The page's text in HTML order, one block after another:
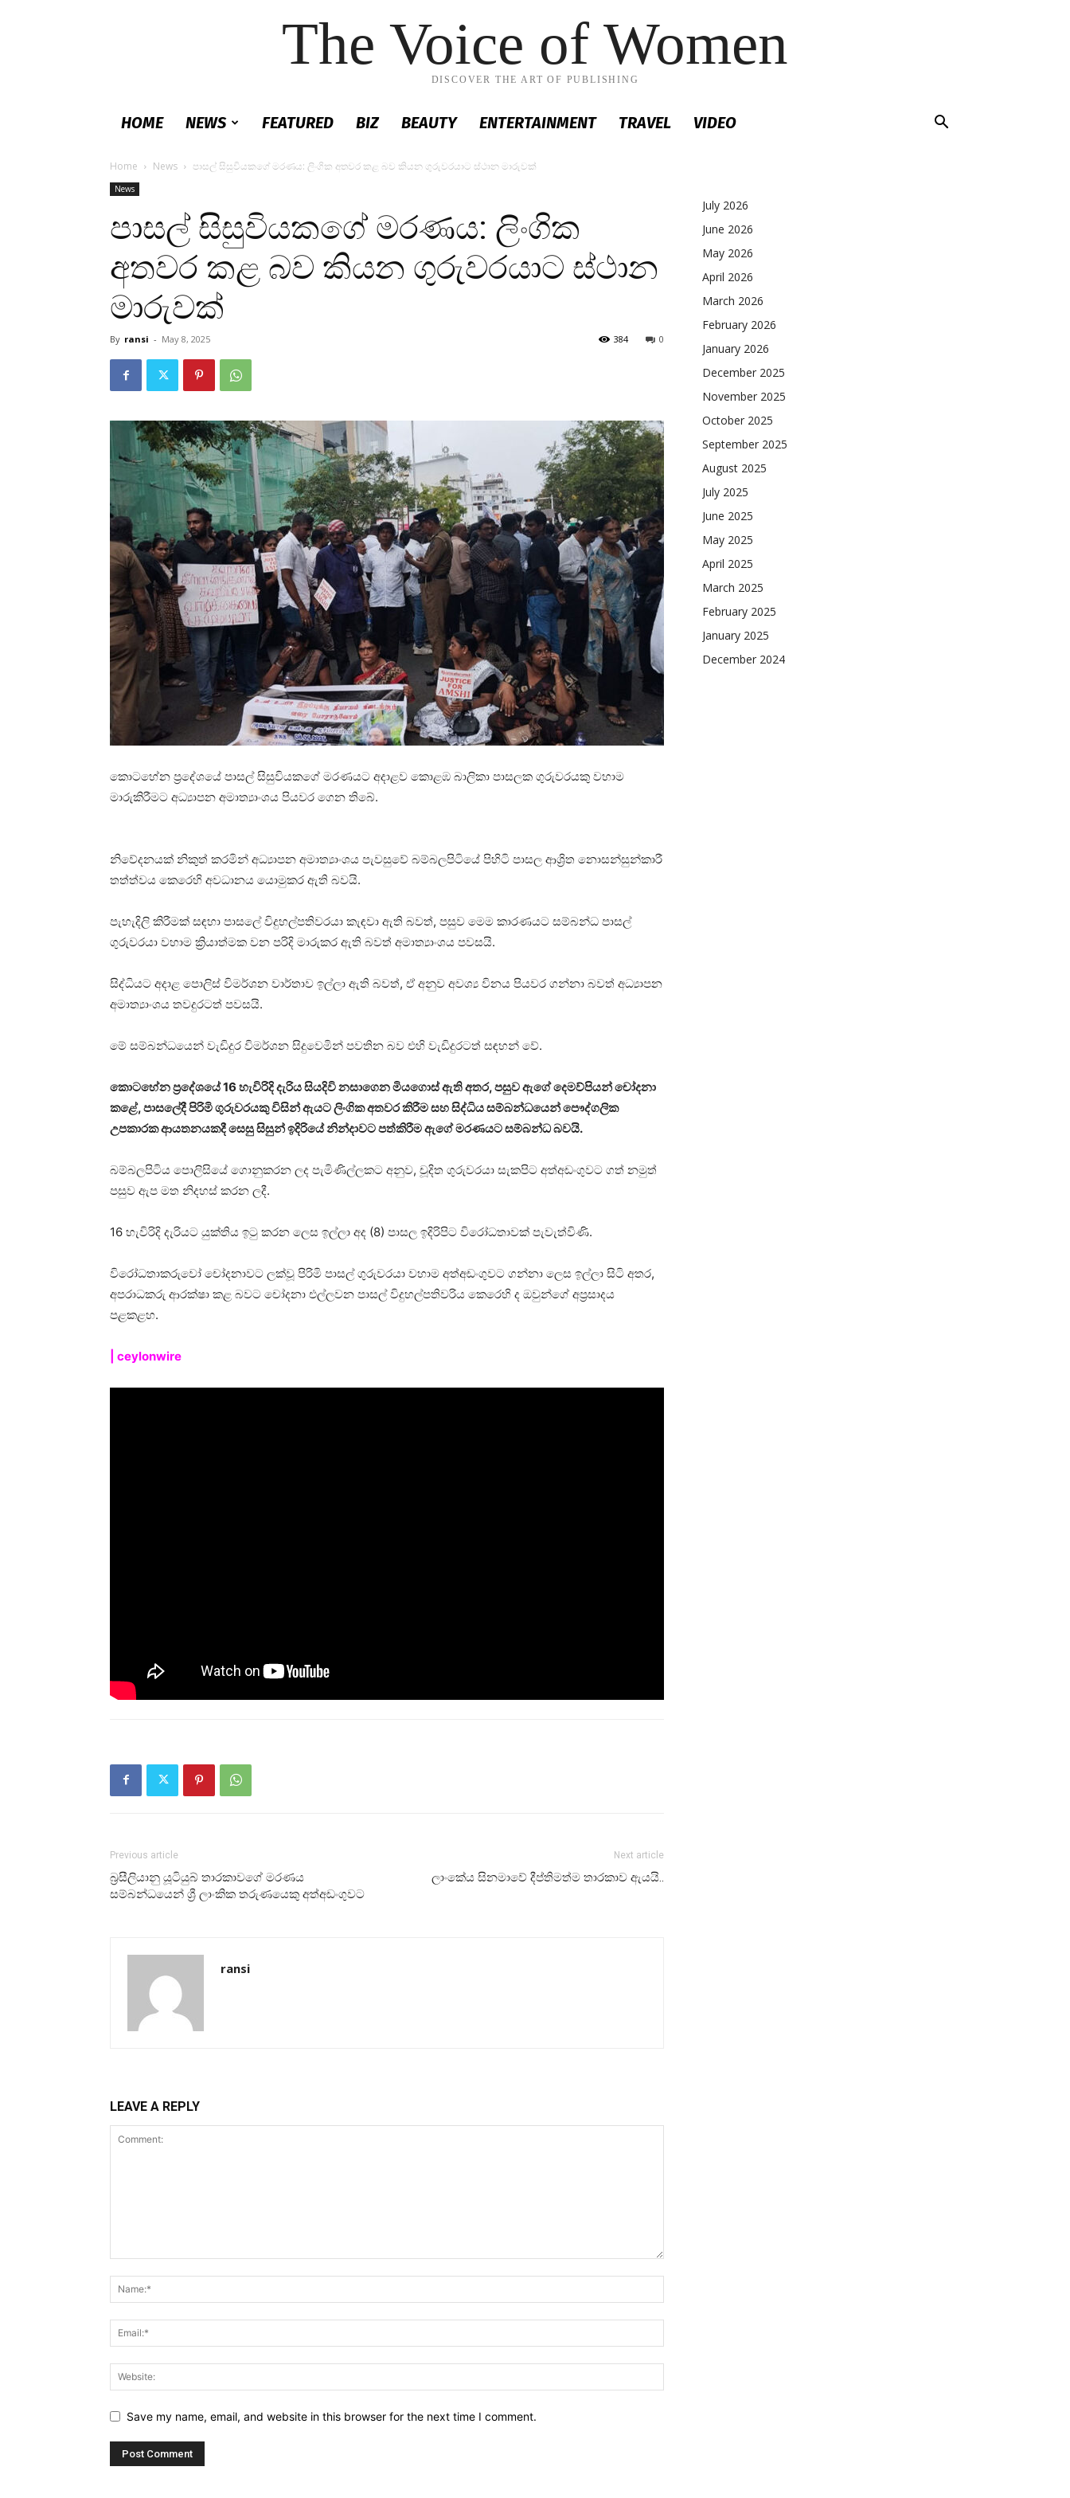
The Voice of Women
DISCOVER THE ART OF PUBLISHING
HOME NEWS FEATURED BIZ BEAUTY ENTERTAINMENT TRAVEL VIDEO
Home News පාසල් සිසුවියකගේ මරණය: ලිංගික අතවර කළ බව කියන ගුරුවරයාට ස්ථාන මාරුවක්
News
පාසල් සිසුවියකගේ මරණය: ලිංගික
අතවර කළ බව කියන ගුරුවරයාට ස්ථාන
මාරුවක්
By ransi - May 8, 2025 0
384
කොටහේන ප්‍රදේශයේ පාසල් සිසුවියකගේ මරණයට අදාළව කොළඹ බාලිකා පාසලක ගුරුවරයකු වහාම
මාරුකිරීමට අධ්‍යාපන අමාත්‍යාංශය පියවර ගෙන තිබේ.
නිවේදනයක් නිකුත් කරමින් අධ්‍යාපන අමාත්‍යාංශය පැවසුවේ බම්බලපිටියේ පිහිටි පාසල ආශ්‍රිත නොසන්සුන්කාරී
තත්ත්වය කෙරෙහි අවධානය යොමුකර ඇති බවයි.
පැහැදිලි කිරීමක් සඳහා පාසලේ විදුහල්පතිවරයා කැඳවා ඇති බවත්, පසුව මෙම කාරණයට සම්බන්ධ පාසල්
ගුරුවරයා වහාම ක්‍රියාත්මක වන පරිදි මාරුකර ඇති බවත් අමාත්‍යාංශය පවසයි.
සිද්ධියට අදාළ පොලිස් විමර්ශන වාර්තාව ඉල්ලා ඇති බවත්, ඒ අනුව අවශ්‍ය විනය පියවර ගන්නා බවත් අධ්‍යාපන
අමාත්‍යාංශය තවදුරටත් පවසයි.
මේ සම්බන්ධයෙන් වැඩිදුර විමර්ශන සිදුවෙමින් පවතින බව එහි වැඩිදුරටත් සඳහන් වේ.
කොටහේන ප්‍රදේශයේ 16 හැවිරිදි දැරිය සියදිවි නසාගෙන මියගොස් ඇති අතර, පසුව ඇගේ දෙමව්පියන් චෝදනා
කළේ, පාසලේදී පිරිමි ගුරුවරයකු විසින් ඇයට ලිංගික අතවර කිරීම සහ සිද්ධිය සම්බන්ධයෙන් පෞද්ගලික
උපකාරක ආයතනයකදී සෙසු සිසුන් ඉදිරියේ නින්දාවට පත්කිරීම ඇගේ මරණයට සම්බන්ධ බවයි.
බම්බලපිටිය පොලිසියේ ගොනුකරන ලද පැමිණිල්ලකට අනුව, චූදිත ගුරුවරයා සැකපිට අත්අඩංගුවට ගත් නමුත්
පසුව ඇප මත නිදහස් කරන ලදී.
16 හැවිරිදි දැරියට යුක්තිය ඉටු කරන ලෙස ඉල්ලා අද (8) පාසල ඉදිරිපිට විරෝධතාවක් පැවැත්විණි.
විරෝධතාකරුවෝ චෝදනාවට ලක්වූ පිරිමි පාසල් ගුරුවරයා වහාම අත්අඩංගුවට ගන්නා ලෙස ඉල්ලා සිටි අතර,
අපරාධකරු ආරක්ෂා කළ බවට චෝදනා එල්ලවන පාසල් විදුහල්පතිවරිය කෙරෙහි ද ඔවුන්ගේ අප්‍රසාදය
පළකළහ.
| ceylonwire
Previous article
බ්‍රසීලියානු යූටියුබ් තාරකාවගේ මරණය
සම්බන්ධයෙන් ශ්‍රී ලාංකික තරුණයෙකු අත්අඩංගුවට
Next article
ලාංකේය සිනමාවේ දීප්තිමත්ම තාරකාව ඇයයි..
ransi
LEAVE A REPLY
Save my name, email, and website in this browser for the next time I comment.
July 2026
June 2026
May 2026
April 2026
March 2026
February 2026
January 2026
December 2025
November 2025
October 2025
September 2025
August 2025
July 2025
June 2025
May 2025
April 2025
March 2025
February 2025
January 2025
December 2024